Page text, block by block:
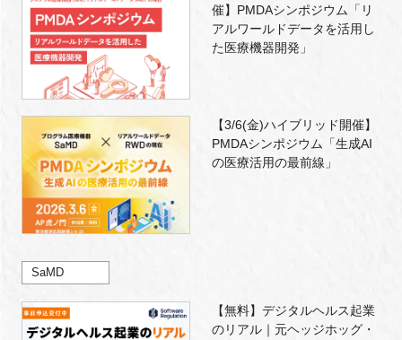
催】PMDAシンポジウム「リ
アルワールドデータを活用し
た医療機器開発」
【3/6(金)ハイブリッド開催】
PMDAシンポジウム「生成AI
の医療活用の最前線」
SaMD
【無料】デジタルヘルス起業
のリアル｜元ヘッジホッグ・